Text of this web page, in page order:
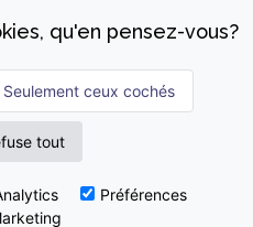
moi !
réservés.
de la plateforme :
Lagacé
qu'en pensez-vous?
Seulement ceux cochés
tout
Préférences